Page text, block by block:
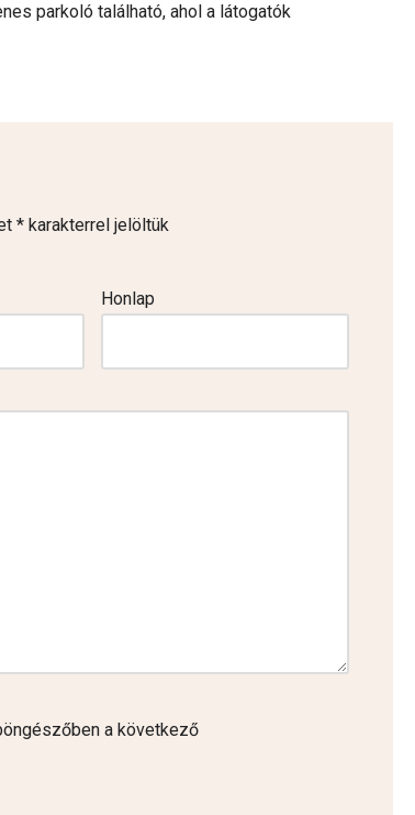
parkoló található, ahol a látogatók
* karakterrel jelöltük
Honlap
a következő